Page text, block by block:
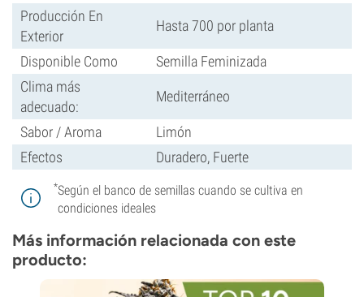
Producción En
Exterior
Hasta 700 por planta
Disponible Como
Semilla Feminizada
Clima más
adecuado:
Mediterráneo
Sabor / Aroma
Limón
Efectos
Duradero, Fuerte
*Según el banco de semillas cuando se cultiva en
condiciones ideales
Más información relacionada con este
producto: